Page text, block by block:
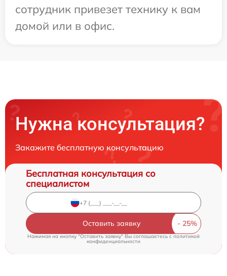
сотрудник привезет технику к вам
домой или в офис.
Нужна консультация?
Закажите бесплатную консультацию
Бесплатная консультация со
специалистом
Оставить заявку
Нажимая на кнопку "Оставить заявку" Вы соглашаетесь c политикой
конфиденциальности